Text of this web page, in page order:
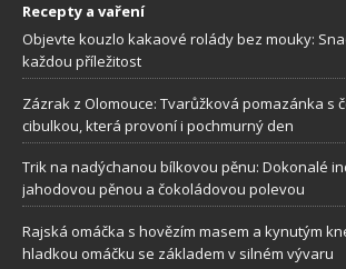
Recepty a vaření
Objevte kouzlo kakaové rolády bez mouky:
každou příležitost
Zázrak z Olomouce: Tvarůžková pomazánka s
cibulkou, která provoní i pochmurný den
Trik na nadýchanou bílkovou pěnu: Dokonalé
jahodovou pěnou a čokoládovou polevou
Rajská omáčka s hovězím masem a kynutým
hladkou omáčku se základem v silném vývaru